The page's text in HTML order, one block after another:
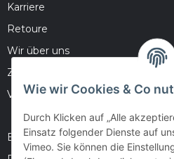
Karriere
Retoure
Wir über uns
Zahlungsmöglichkeiten
Versandinformationen
Barrierefreiheitserklärung
Wie wir Cookies & Co
Durch Klicken auf „Alle
Einsatz folgender Dienste auf
Vimeo. Sie können die